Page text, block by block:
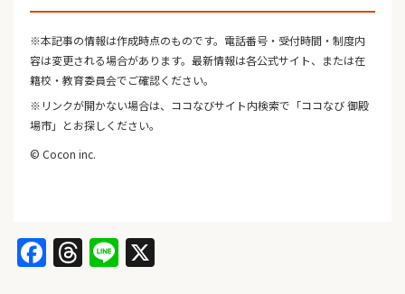
※本記事の情報は作成時点のものです。電話番号・受付時間・制度内
容は変更される場合があります。最新情報は各公式サイト、または在
籍校・教育委員会でご確認ください。
※リンクが開かない場合は、ココなびサイト内検索で「ココなび 御殿
場市」とお探しください。
© Cocon inc.
Facebook
Threads
Line